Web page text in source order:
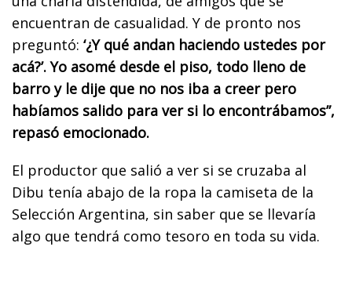
encuentran de casualidad. Y de pronto nos
preguntó: ‘¿Y qué andan haciendo ustedes por
acá?’. Yo asomé desde el piso, todo lleno de
barro y le dije que no nos iba a creer pero
habíamos salido para ver si lo encontrábamos”,
repasó emocionado.
El productor que salió a ver si se cruzaba al
Dibu tenía abajo de la ropa la camiseta de la
Selección Argentina, sin saber que se llevaría
algo que tendrá como tesoro en toda su vida.